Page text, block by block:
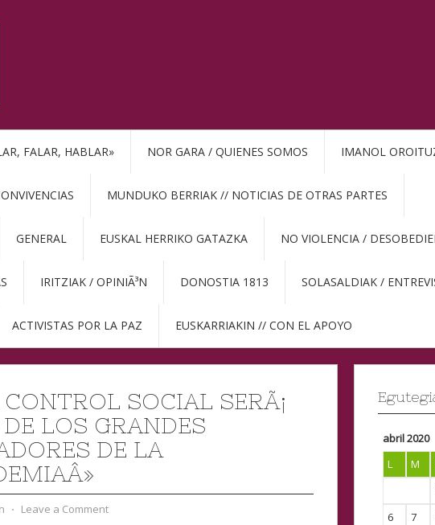
FALAR, HABLAR» NOR GARA / QUIENES SOMOS IMANOL
MUNDUKO BERRIAK // NOTICIAS DE OTRAS PARTES
GENERAL EUSKAL HERRIKO GATAZKA NO VIOLENCIA /
IRITZIAK / OPINIÃ³N DONOSTIA 1813 SOLASALDIAK /
ACTIVISTAS POR LA PAZ EUSKARRIAKIN // CON EL APOYO
CONTROL SOCIAL SERÃ¡
LOS GRANDES
DE LA
⋅ Leave a Comment
abril 2020
L
M
6
7